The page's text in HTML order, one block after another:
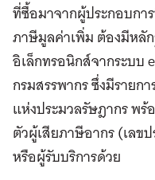
ที่ซื้อมาจากผู้ประกอบกา
ภาษีมูลค่าเพิ่ม ต้องมีหลั
อิเล็กทรอนิกส์จากระบบ
กรมสรรพากร ซึ่งมีรายก
แห่งประมวลรัษฎากร พร้
ตัวผู้เสียภาษีอากร (เลข
หรือผู้รับบริการด้วย